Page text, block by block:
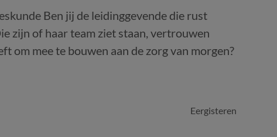
Ben jij de leidinggevende die rust
zijn of haar team ziet staan, vertrouwen
om mee te bouwen aan de zorg van morgen?
Eergisteren